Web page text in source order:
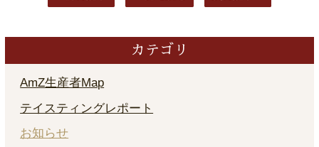
カテゴリ
AmZ生産者Map
テイスティングレポート
お知らせ